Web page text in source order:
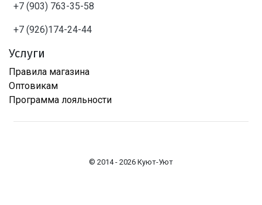
+7 (903) 763-35-58
+7 (926)174-24-44
Услуги
Правила магазина
Оптовикам
Программа лояльности
© 2014 - 2026 Куют-Уют